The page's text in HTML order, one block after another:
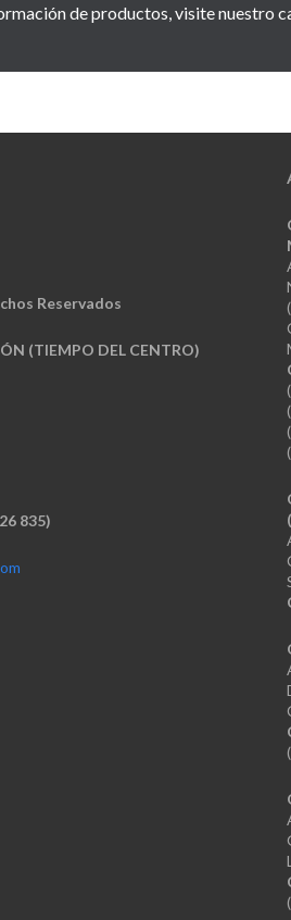
de productos, visite nuestro
Reservados
(TIEMPO DEL CENTRO)
835)